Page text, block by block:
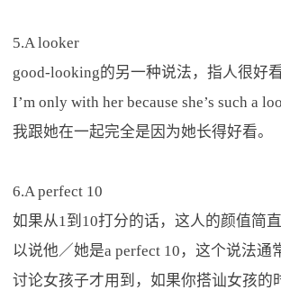
5.A looker
good-looking的另一种说法，指人很好看
I’m only with her because she’s such a
我跟她在一起完全是因为她长得好看。
6.A perfect 10
如果从1到10打分的话，这人的颜值简
以说他／她是a perfect 10，这个说法通
讨论女孩子才用到，如果你搭讪女孩的